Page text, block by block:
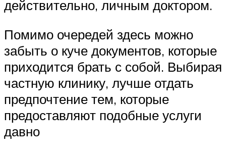
действительно, личным доктором.
Помимо очередей здесь можно
забыть о куче документов, которые
приходится брать с собой. Выбирая
частную клинику, лучше отдать
предпочтение тем, которые
предоставляют подобные услуги
давно